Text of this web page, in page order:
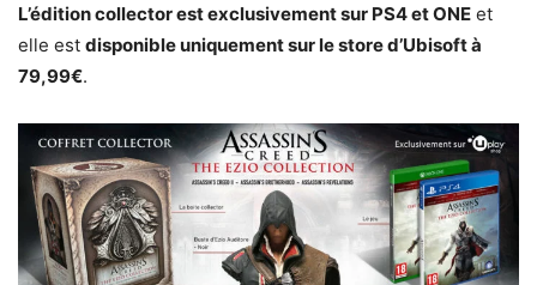
L’édition collector est exclusivement sur PS4 et ONE et
elle est disponible uniquement sur le store d’Ubisoft à
79,99€.